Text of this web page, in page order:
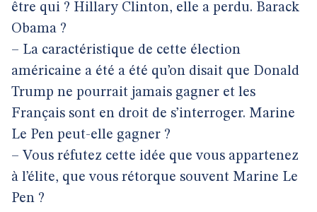
être qui ? Hillary Clinton, elle a perdu. Barack
Obama ?
– La caractéristique de cette élection
américaine a été a été qu’on disait que Donald
Trump ne pourrait jamais gagner et les
Français sont en droit de s’interroger. Marine
Le Pen peut-elle gagner ?
– Vous réfutez cette idée que vous appartenez
à l’élite, que vous rétorque souvent Marine Le
Pen ?